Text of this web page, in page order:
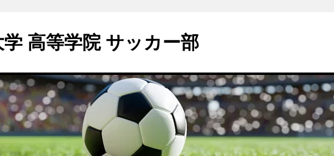
高等学院 サッカー部